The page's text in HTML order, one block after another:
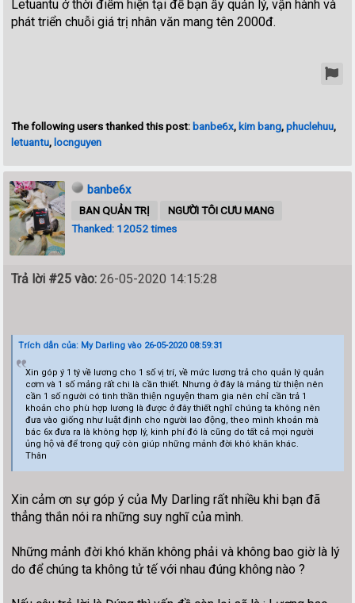
Letuantu ở thời điểm hiện tại để bạn ấy quản lý, vận hành và
phát triển chuỗi giá trị nhân văn mang tên 2000đ.
The following users thanked this post: banbe6x, kim bang,phuclehuu,
letuantu, locnguyen
banbe6x
BAN QUẢN TRỊ
NGƯỜI TÔI CƯU MANG
Thanked: 12052 times
Trả lời #25 vào: 26-05-2020 14:15:28
Trích dẫn của: My Darling vào 26-05-2020 08:59:31
Xin góp ý 1 tý về lương cho 1 số vị trí, về mức lương trả cho quản lý quản
cơm và 1 số mảng rất chi là cần thiết. Nhưng ở đây là mảng từ thiện nên
cần 1 số người có tinh thần thiện nguyện tham gia nên chỉ cần trả 1
khoản cho phù hợp lương là được ở đây thiết nghĩ chúng ta không nên
đưa vào giống như luật định cho người lao động, theo mình khoản mà
bác 6x đưa ra là không hợp lý, kinh phí đó là cũng do tất cả mọi người
ủng hộ và để trong quỹ còn giúp những mảnh đời khó khăn khác.
Thân
Xin cảm ơn sự góp ý của My Darling rất nhiều khi bạn đã
thẳng thắn nói ra những suy nghĩ của mình.
Những mảnh đời khó khăn không phải và không bao giờ là lý
do để chúng ta không tử tế với nhau đúng không nào ?